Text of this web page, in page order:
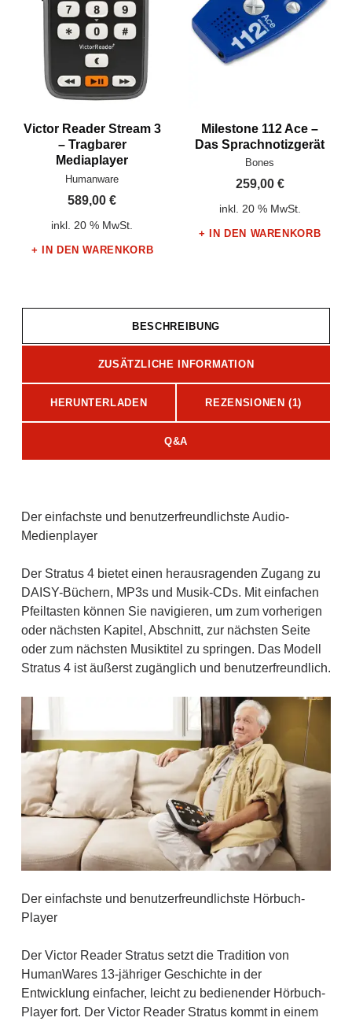
Victor Reader Stream 3
– Tragbarer
Mediaplayer
Hersteller:
Humanware
589,00€
inkl. 20 % MwSt.
IN DEN WARENKORB
Milestone 112 Ace –
Das Sprachnotizgerät
Bones
259,00 €
inkl. 20 % MwSt.
IN DEN WARENKORB
BESCHREIBUNG
ZUSÄTZLICHE INFORMATION
HERUNTERLADEN REZENSIONEN (1)
Q&A
Der einfachste und benutzerfreundlichste Audio-
Medienplayer
Der Stratus 4 bietet einen herausragenden Zugang zu
DAISY-Büchern, MP3s und Musik-CDs. Mit einfachen
Pfeiltasten können Sie navigieren, um zum vorherigen
oder nächsten Kapitel, Abschnitt, zur nächsten Seite
oder zum nächsten Musiktitel zu springen. Das Modell
Stratus 4 ist äußerst zugänglich und benutzerfreundlich.
Der einfachste und benutzerfreundlichste Hörbuch-
Player
Der Victor Reader Stratus setzt die Tradition von
HumanWares 13-jähriger Geschichte in der
Entwicklung einfacher, leicht zu bedienender Hörbuch-
Player fort. Der Victor Reader Stratus kommt in einem